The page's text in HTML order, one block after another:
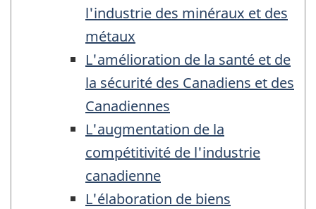
l'industrie des minéraux et des
métaux
L'amélioration de la santé et de
la sécurité des Canadiens et des
Canadiennes
L'augmentation de la
compétitivité de l'industrie
canadienne
L'élaboration de biens